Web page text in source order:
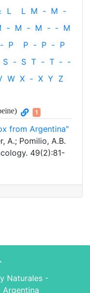
L L M - M -
- M - M - ‐ M
- P P - P - P
S - S T - T ‐ -
W X - X Y Z
1
from Argentina"
A.; Pomilio, A.B.
49(2):81-
Naturales -
Argentina